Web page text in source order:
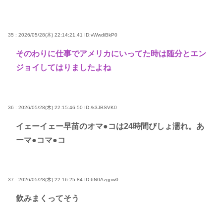
35 : 2026/05/28(木) 22:14:21.41 ID:vWwdiBkP0
そのわりに仕事でアメリカにいってた時は随分とエン
ジョイしてはりましたよね
36 : 2026/05/28(木) 22:15:46.50 ID:/k3JBSVK0
イェーイェー早苗のオマ●コは24時間びしょ濡れ。あ
ーマ●コマ●コ
37 : 2026/05/28(木) 22:16:25.84 ID:6N0Azgpw0
飲みまくってそう